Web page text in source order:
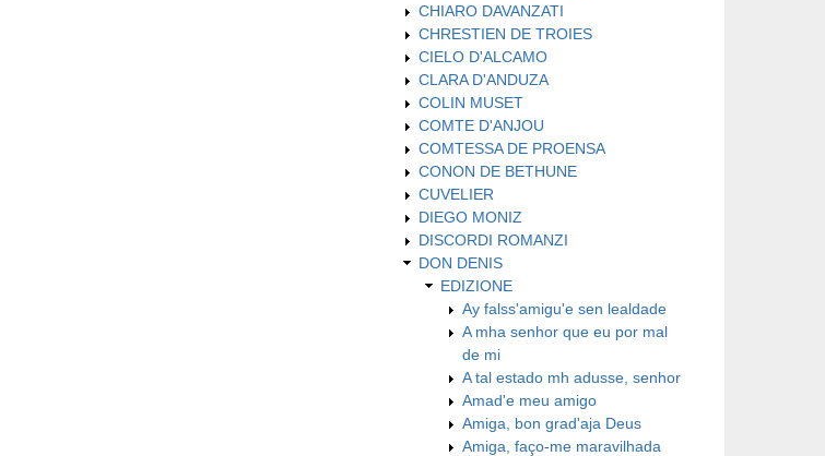
CHIARO DAVANZATI
CHRESTIEN DE TROIES
CIELO D'ALCAMO
CLARA D'ANDUZA
COLIN MUSET
COMTE D'ANJOU
COMTESSA DE PROENSA
CONON DE BETHUNE
CUVELIER
DIEGO MONIZ
DISCORDI ROMANZI
DON DENIS
EDIZIONE
Ay falss'amigu'e sen lealdade
A mha senhor que eu por mal
de mi
A tal estado mh adusse, senhor
Amad'e meu amigo
Amiga, bon grad'aja Deus
Amiga, faço-me maravilhada